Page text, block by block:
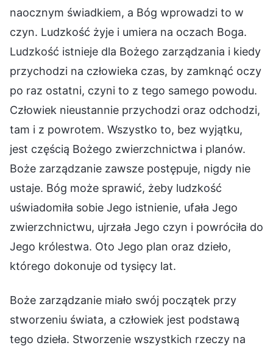
naocznym świadkiem, a Bóg wprowadzi to w
czyn. Ludzkość żyje i umiera na oczach Boga.
Ludzkość istnieje dla Bożego zarządzania i kiedy
przychodzi na człowieka czas, by zamknąć oczy
po raz ostatni, czyni to z tego samego powodu.
Człowiek nieustannie przychodzi oraz odchodzi,
tam i z powrotem. Wszystko to, bez wyjątku,
jest częścią Bożego zwierzchnictwa i planów.
Boże zarządzanie zawsze postępuje, nigdy nie
ustaje. Bóg może sprawić, żeby ludzkość
uświadomiła sobie Jego istnienie, ufała Jego
zwierzchnictwu, ujrzała Jego czyn i powróciła do
Jego królestwa. Oto Jego plan oraz dzieło,
którego dokonuje od tysięcy lat.
Boże zarządzanie miało swój początek przy
stworzeniu świata, a człowiek jest podstawą
tego dzieła. Stworzenie wszystkich rzeczy na